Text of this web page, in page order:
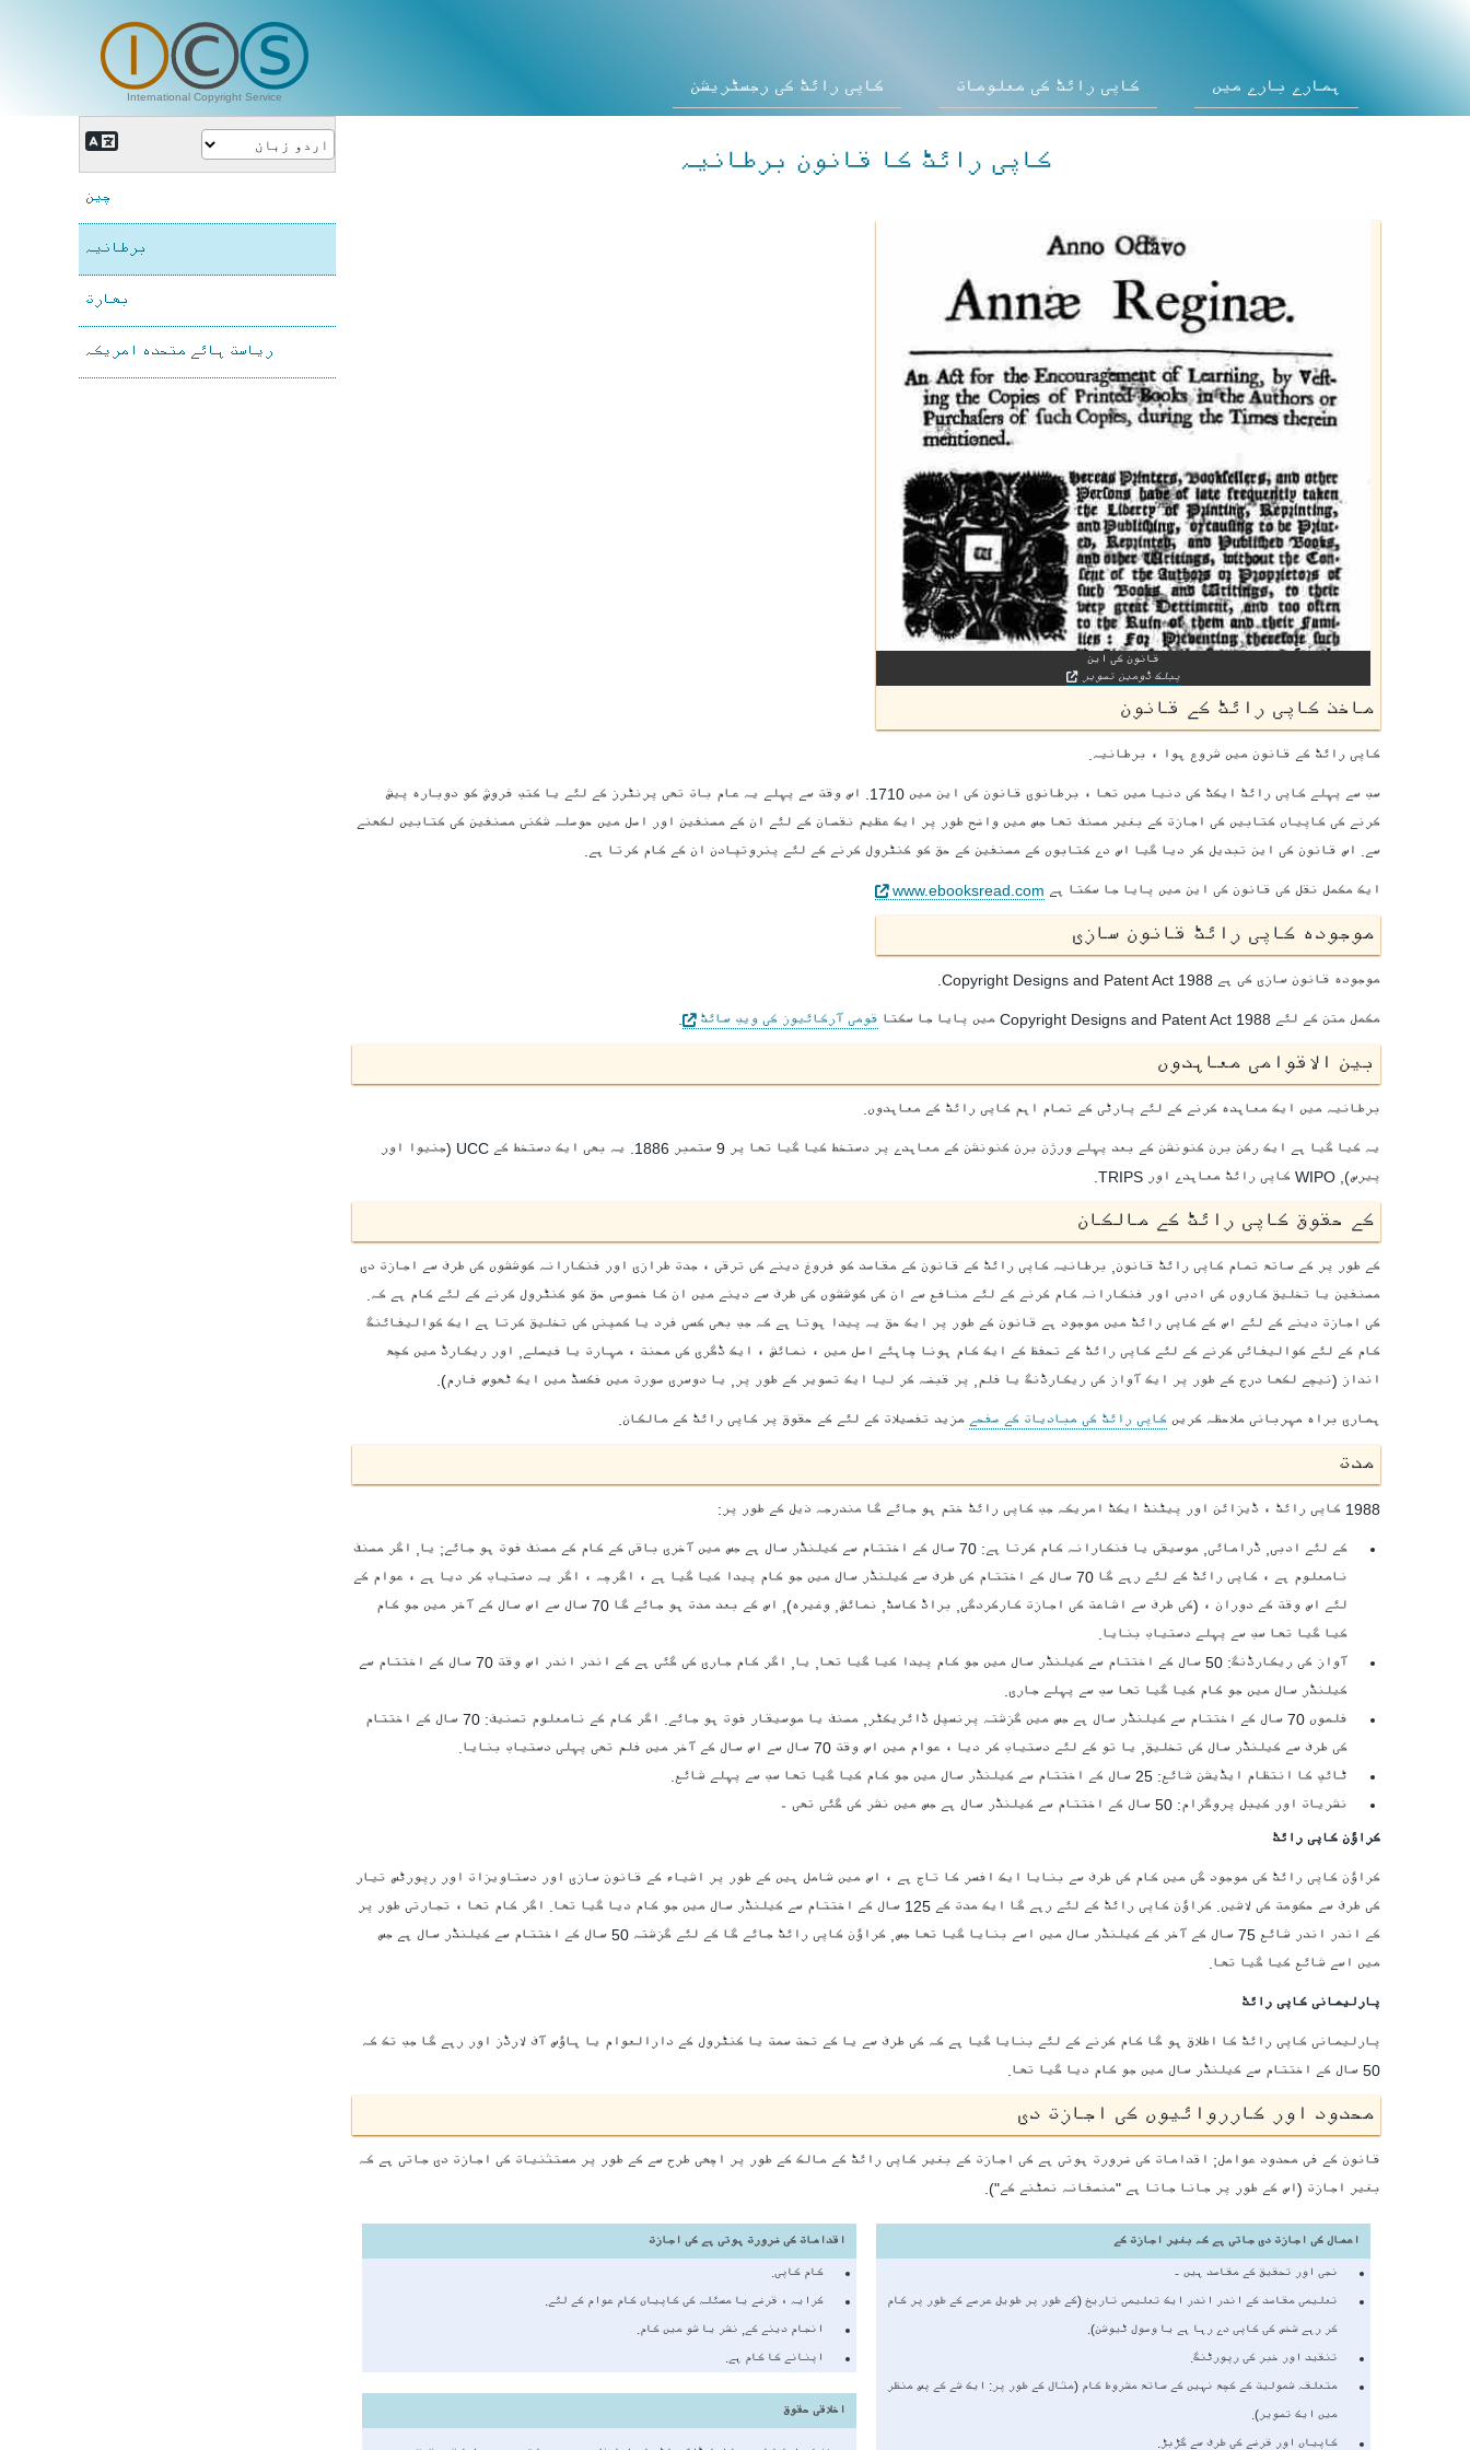
International Copyright Service ہمارے بارے میں کاپی رائٹ کی معلومات کاپی رائٹ کی رجسٹریشن
کاپی رائٹ کا قانون برطانیہ
قانون کی این
پبلک ڈومین تصویر
ماخذ کاپی رائٹ کے قانون
کاپی رائٹ کے قانون میں شروع ہوا ، برطانیہ.
سب سے پہلے کاپی رائٹ ایکٹ کی دنیا میں تھا ، برطانوی قانون کی این
میں 1710. اس وقت سے پہلے یہ عام بات تھی پرنٹرز کے لئے یا کتب فروش کو دوبارہ پیش
کرنے کی کاپیاں کتابیں کی اجازت کے بغیر مصنف تھا جس میں واضح طور پر ایک عظیم نقصان کے لئے ان کے مصنفین اور اصل میں حوصلہ شکنی مصنفین کی کتابیں لکھنے
سے. اس قانون کی این تبدیل کر دیا گیا اس دے کتابوں کے مصنفین کے حق کو کنٹرول کرنے کے لئے پنروتپادن ان کے کام کرتا ہے.
ایک مکمل نقل کی قانون کی این میں پایا جا سکتا ہے www.ebooksread.com
موجودہ کاپی رائٹ قانون سازی
موجودہ قانون سازی کی ہے 1988 Copyright Designs and Patent Act
مکمل متن کے لئے 1988 Copyright Designs and Patent Act میں پایا جا سکتا قومی آرکائیوز کی ویب سائٹ
بین الاقوامی معاہدوں
برطانیہ میں ایک معاہدہ کرنے کے لئے پارٹی کے تمام اہم کاپی رائٹ کے معاہدوں.
یہ کیا گیا ہے ایک رکن برن کنونشن کے بعد پہلے ورژن برن کنونشن کے معاہدے پر دستخط کیا گیا تھا پر 9 ستمبر 1886. یہ بھی ایک دستخط کے UCC (جنیوا اور
پیرس), WIPO کاپی رائٹ معاہدے اور TRIPS
کے حقوق کاپی رائٹ کے مالکان
کے طور پر کے ساتھ تمام کاپی رائٹ قانون, برطانیہ کاپی رائٹ کے قانون کے مقاصد کو فروغ دینے کی ترقی ، جدت طرازی اور فنکارانہ کوششوں کی طرف سے اجازت دی
مصنفین یا تخلیق کاروں کی ادبی اور فنکارانہ کام کرنے کے لئے منافع سے ان کی کوششوں کی طرف سے دینے میں ان کا خصوصی حق کو کنٹرول کرنے کے لئے کام ہے کہ.
کی اجازت دینے کے لئے اس کے کاپی رائٹ میں موجود ہے قانون کے طور پر ایک حق یہ پیدا ہوتا ہے کہ جب بھی کسی فرد یا کمپنی کی تخلیق کرتا ہے ایک کوالیفائنگ
کام کے لئے کوالیفائی کرنے کے لئے کاپی رائٹ کے تحفظ کے ایک کام ہونا چاہئے اصل میں ، نمائش ، ایک ڈگری کی محنت ، مہارت یا فیصلے, اور ریکارڈ میں کچھ
انداز (نیچے لکھا درج کے طور پر ایک آواز کی ریکارڈنگ یا فلم, پر قبضہ کر لیا ایک تصویر کے طور پر, یا دوسری صورت میں فکسڈ میں ایک ٹھوس فارم).
ہماری براہ مہربانی ملاحظہ کریں کاپی رائٹ کی مبادیات کے صفحے مزید تفصیلات کے لئے کے حقوق پر کاپی رائٹ کے مالکان.
مدت
1988 کاپی رائٹ ، ڈیزائن اور پیٹنٹ ایکٹ امریکہ جب کاپی رائٹ ختم ہو جائے گا مندرجہ ذیل کے طور پر:
کے لئے ادبی, ڈرامائی, موسیقی یا فنکارانہ کام کرتا ہے: 70 سال کے اختتام سے کیلنڈر سال ہے جس میں آخری باقی کے کام کے مصنف فوت ہو جائے; یا, اگر مصنف
نامعلوم ہے ، کاپی رائٹ کے لئے رہے گا 70 سال کے اختتام کی طرف سے کیلنڈر سال میں جو کام پیدا کیا گیا ہے ، اگرچہ ، اگر یہ دستیاب کر دیا ہے ، عوام کے
لئے اس وقت کے دوران ، (کی طرف سے اشاعت کی اجازت کارکردگی, براڈ کاسٹ, نمائش, وغیرہ), اس کے بعد مدت ہو جائے گا 70 سال سے اس سال کے آخر میں جو کام
کیا گیا تھا سب سے پہلے دستیاب بنایا.
آواز کی ریکارڈنگ: 50 سال کے اختتام سے کیلنڈر سال میں جو کام پیدا کیا گیا تھا, یا, اگر کام جاری کی گئی ہے کے اندر اندر اس وقت 70 سال کے اختتام سے
کیلنڈر سال میں جو کام کیا گیا تھا سب سے پہلے جاری.
فلموں 70 سال کے اختتام سے کیلنڈر سال ہے جس میں گزشتہ پرنسپل ڈائریکٹر, مصنف یا موسیقار فوت ہو جائے. اگر کام کے نامعلوم تصنیف: 70 سال کے اختتام
کی طرف سے کیلنڈر سال کی تخلیق, یا تو کے لئے دستیاب کر دیا ، عوام میں اس وقت 70 سال سے اس سال کے آخر میں فلم تھی پہلی دستیاب بنایا.
ٹائپ کا انتظام ایڈیشن شائع: 25 سال کے اختتام سے کیلنڈر سال میں جو کام کیا گیا تھا سب سے پہلے شائع.
نشریات اور کیبل پروگرام: 50 سال کے اختتام سے کیلنڈر سال ہے جس میں نشر کی گئی تھی ۔
کراؤن کاپی رائٹ
کراؤن کاپی رائٹ کی موجود گی میں کام کی طرف سے بنایا ایک افسر کا تاج ہے ، اس میں شامل ہیں کے طور پر اشیاء کے قانون سازی اور دستاویزات اور رپورٹس تیار
کی طرف سے حکومت کی لاشیں. کراؤن کاپی رائٹ کے لئے رہے گا ایک مدت کے 125 سال کے اختتام سے کیلنڈر سال میں جو کام دیا گیا تھا. اگر کام تھا ، تجارتی طور پر
کے اندر اندر شائع 75 سال کے آخر کے کیلنڈر سال میں اسے بنایا گیا تھا جس, کراؤن کاپی رائٹ جائے گا کے لئے گزشتہ 50 سال کے اختتام سے کیلنڈر سال ہے جس
میں اسے شائع کیا گیا تھا.
پارلیمانی کاپی رائٹ
پارلیمانی کاپی رائٹ کا اطلاق ہو گا کام کرنے کے لئے بنایا گیا ہے کہ کی طرف سے یا کے تحت سمت یا کنٹرول کے دارالعوام یا ہاؤس آف لارڈز اور رہے گا جب تک کہ
50 سال کے اختتام سے کیلنڈر سال میں جو کام دیا گیا تھا.
محدود اور کارروائیوں کی اجازت دی
قانون کے فی محدود عوامل; اقدامات کی ضرورت ہوتی ہے کی اجازت کے بغیر کاپی رائٹ کے مالک کے طور پر اچھی طرح سے کے طور پر مستثنیات کی اجازت دی جاتی ہے کہ
بغیر اجازت (اس کے طور پر جانا جاتا ہے "منصفانہ نمٹنے کے").
اعمال کی اجازت دی جاتی ہے کہ بغیر اجازت کے
نجی اور تحقیق کے مقاصد ہیں ۔
تعلیمی مقاصد کے اندر اندر ایک تعلیمی تاریخ (کے طور پر طویل عرصے کے طور پر کام
کر رہے شخص کی کاپی دے رہا ہے یا وصول ٹیوشن).
تنقید اور خبر کی رپورٹنگ.
متعلقہ شمولیت کے کچھ نہیں کے ساتھ مشروط کام (مثال کے طور پر: ایک شے کے پس منظر
میں ایک تصویر).
کاپیاں اور قرضے کی طرف سے گڑبڑ.
اقدامات کی ضرورت ہوتی ہے کی اجازت
کام کاپی.
کرایہ ، قرضے یا مسئلہ کی کاپیاں کام عوام کے لئے.
انجام دینے کے, نشر یا شو میں کام.
اپنانے کا کام ہے.
اخلاقی حقوق
چین
برطانیہ
بھارت
ریاست ہائے متحدہ امریکہ